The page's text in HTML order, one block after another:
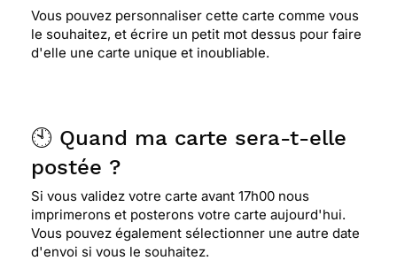
Vous pouvez personnaliser cette carte comme vous
le souhaitez, et écrire un petit mot dessus pour faire
d'elle une carte unique et inoubliable.
🕙 Quand ma carte sera-t-elle
postée ?
Si vous validez votre carte avant 17h00 nous
imprimerons et posterons votre carte aujourd'hui.
Vous pouvez également sélectionner une autre date
d'envoi si vous le souhaitez.